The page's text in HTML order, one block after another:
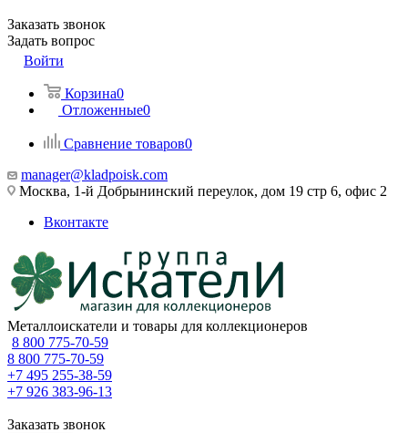
Заказать звонок
Задать вопрос
Войти
Корзина0
Отложенные0
Сравнение товаров0
manager@kladpoisk.com
Москва, 1-й Добрынинский переулок, дом 19 стр 6, офис 2
Вконтакте
Металлоискатели и товары для коллекционеров
8 800 775-70-59
8 800 775-70-59
+7 495 255-38-59
+7 926 383-96-13
Заказать звонок